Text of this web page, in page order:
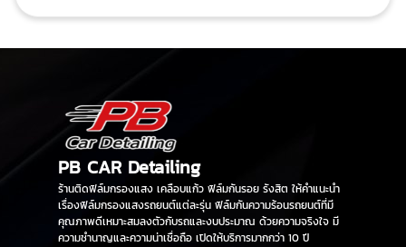
PAJERO SPORT, NISSAN TERRA, HYUNDAI STARIA,
CAMRY, COROLLA CROSS, ALTIS, YARIS CROSS,
HONDA ACCORD, CIVIC, CR-V, HR-V, CITY, NISSAN
KICKS, Mitsubishi Outlander, XPander, Mazda CX8,
CX5, CX30 เคลือบแก้วรถEV TESLA, AVATR, GWM, BYD,
XPENG, CHANGAN Deepal, AION, CHERY OMODA,
MG, NETA, HYUNDAI IONIQ
PB CAR Detailing
ร้านติดฟิล์มกรองแสง เคลือบแก้ว ฟิล์มกันรอย รังสิต ให้คำแนะนำ
เรื่องฟิล์มกรองแสงรถยนต์แต่ละรุ่น ฟิล์มกันความร้อนรถยนต์ที่มี
คุณภาพดีเหมาะสมลงตัวกับรถและงบประมาณ ด้วยความจริงใจ มี
ความชำนาญและความน่าเชื่อถือ เปิดให้บริการมากกว่า 10 ปี